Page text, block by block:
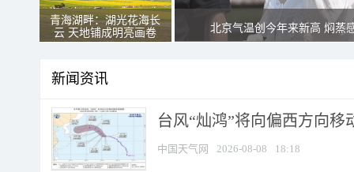
青海湖畔：湖光花海长
云 天地铺成明亮画卷
北京气温创今年来新高 焖蒸
新闻资讯
台风“灿鸿”将向偏西方向移
中国天气网 2026-08-08 18:18